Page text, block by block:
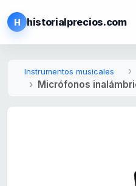
H historialprecios.com
Instrumentos musicales
Micrófonos